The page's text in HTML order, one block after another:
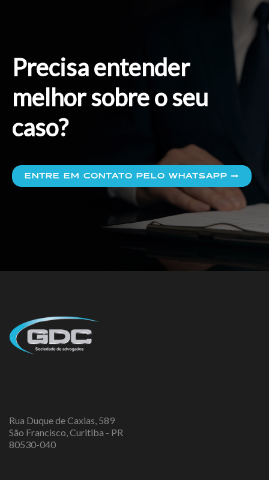
Precisa entender
melhor sobre o seu
caso?
ENTRE EM CONTATO PELO WHATSAPP
Rua Duque de Caxias, 589
São Francisco, Curitiba - PR
80530-040